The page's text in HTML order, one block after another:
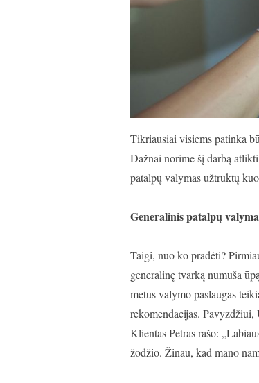
Tikriausiai visiems patinka
Dažnai norime šį darbą
patalpų valymasužtruktų
Generalinis patalpų
Taigi, nuo ko pradėti?
generalinę tvarką numuša
metus valymo paslaugas
rekomendacijas.
Klientas Petras rašo:
žodžio. Žinau, kad mano